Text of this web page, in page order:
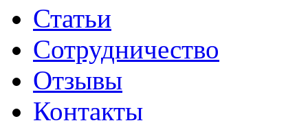
Статьи
Сотрудничество
Отзывы
Контакты